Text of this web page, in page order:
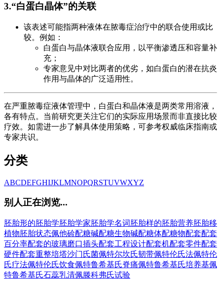
3.“白蛋白晶体”的关联
该表述可能指两种液体在脓毒症治疗中的联合使用或比
较。例如：
白蛋白与晶体液联合应用，以平衡渗透压和容量补
充；
专家意见中对比两者的优劣，如白蛋白的潜在抗炎
作用与晶体的广泛适用性。
在严重脓毒症液体管理中，白蛋白和晶体液是两类常用溶液，
各有特点。当前研究更关注它们的实际应用场景而非直接比较
疗效。如需进一步了解具体使用策略，可参考权威临床指南或
专家共识。
分类
ABCDEFGHIJKLMNOPQRSTUVWXYZ
别人正在浏览...
胚胎形的胚胎学胚胎学家胚胎学名词胚胎样的胚胎营养胚胎移
植物胚胎状态佩他硷配糖碱配糖生物碱配糖体配糖物配套配套
百分率配套的玻璃磨口插头配套工程设计配套机配套零件配套
硬件配套重整培塔沙门氏菌佩特尔坎氏韧带佩特伦氏法佩特伦
氏疗法佩特伦氏饮食佩特鲁希基氏脊痛佩特鲁希基氏培养基佩
特鲁希基氏石蕊乳清佩滕科弗氏试验